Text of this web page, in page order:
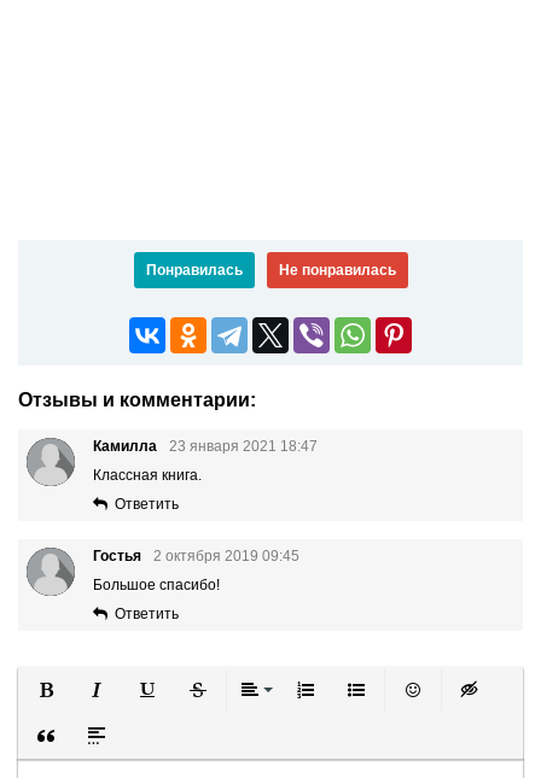
Понравилась Не понравилась
Отзывы и комментарии:
Камилла
23 января 2021 18:47
Классная книга.
Ответить
Гостья
2 октября 2019 09:45
Большое спасибо!
Ответить
Вставка цитаты
Вставка спойлера